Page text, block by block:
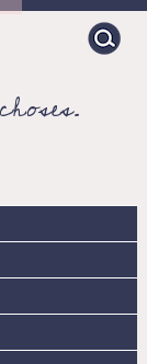
Search
for: